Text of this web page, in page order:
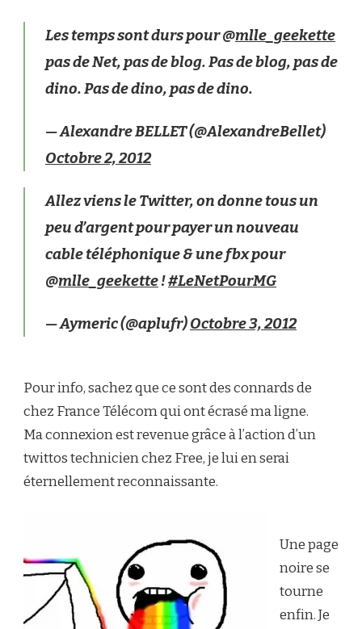
Les temps sont durs pour @mlle_geekette
pas de Net, pas de blog. Pas de blog, pas de
dino. Pas de dino, pas de dino.
— Alexandre BELLET (@AlexandreBellet)
Octobre 2, 2012
Allez viens le Twitter, on donne tous un
peu d’argent pour payer un nouveau
cable téléphonique & une fbx pour
@mlle_geekette!#LeNetPourMG
— Aymeric (@aplufr)Octobre 3, 2012
Pour info, sachez que ce sont des connards de
chez France Télécom qui ont écrasé ma ligne.
Ma connexion est revenue grâce à l’action d’un
twittos technicien chez Free, je lui en serai
éternellement reconnaissante.
Une page
noire se
tourne
enfin. Je